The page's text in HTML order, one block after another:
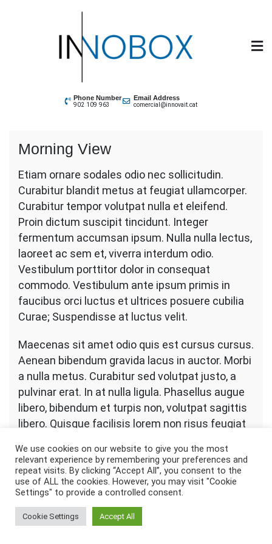
INNOBOX
Phone Number
902 109 963
Email Address
comercial@innovait.cat
Morning View
Etiam ornare sodales odio nec sollicitudin.
Curabitur blandit metus at feugiat ullamcorper.
Curabitur tempor volutpat nulla et eleifend.
Proin dictum suscipit tincidunt. Integer
fermentum accumsan ipsum. Nulla nulla lectus,
laoreet ac sem et, viverra interdum odio.
Vestibulum porttitor dolor in consequat
commodo. Vestibulum ante ipsum primis in
faucibus orci luctus et ultrices posuere cubilia
Curae; Suspendisse at luctus velit.
Maecenas sit amet odio quis est cursus cursus.
Aenean bibendum gravida lacus in auctor. Morbi
a nulla metus. Curabitur sed volutpat justo, a
pulvinar erat. In at nulla ligula. Phasellus augue
libero, bibendum et turpis non, volutpat sagittis
libero. Quisque facilisis lorem non risus feugiat
Quisque lobortis erat est, viverra tempor sem
venenatis eget. Mauris consectetur risus eget
augue dignissim, eu lobortis ante ornare.
Quisque et massa erat. Integer eget odio vel
We use cookies on our website to give you the most
relevant experience by remembering your preferences and
repeat visits. By clicking “Accept All”, you consent to the
use of ALL the cookies. However, you may visit "Cookie
Settings" to provide a controlled consent.
Cookie Settings Accept All